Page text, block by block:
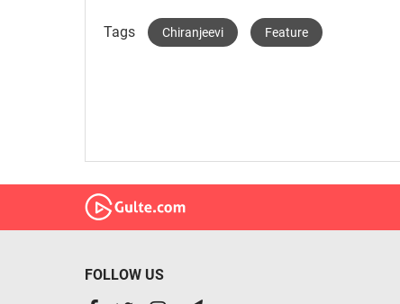
Tags Chiranjeevi Feature
FOLLOW US